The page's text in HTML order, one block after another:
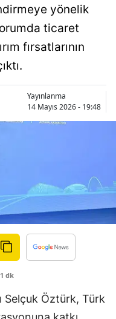
Bilecik
Bingöl
Bolu
Çankırı
Çorum
Denizli
Edirne
Elazığ
yönelik
ticaret
fırsatlarının
Yayınlanma
14 Mayıs 2026 - 19:48
dk
Selçuk Öztürk, Türk